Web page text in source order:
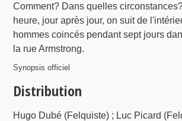
Comment? Dans quelles
heure, jour après jour, on suit de
hommes coincés pendant sept jours
la rue Armstrong.
Synopsis officiel
Distribution
Hugo Dubé (Felquiste) ; Luc Picard